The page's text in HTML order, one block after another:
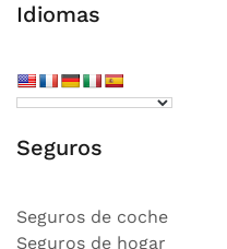
Idiomas
Seguros
Seguros de coche
Seguros de hogar